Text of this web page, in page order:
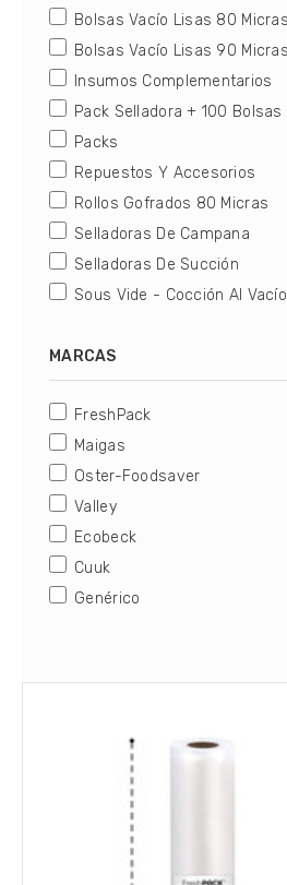
Bolsas Vacío Lisas 80
Bolsas Vacío Lisas 90
Insumos Complementarios
Pack Selladora + 100 Bolsas
Packs
Repuestos Y Accesorios
Rollos Gofrados 80 Micras
Selladoras De Campana
Selladoras De Succión
Sous Vide - Cocción Al Vacío
MARCAS
FreshPack
Maigas
Oster-Foodsaver
Valley
Ecobeck
Cuuk
Genérico